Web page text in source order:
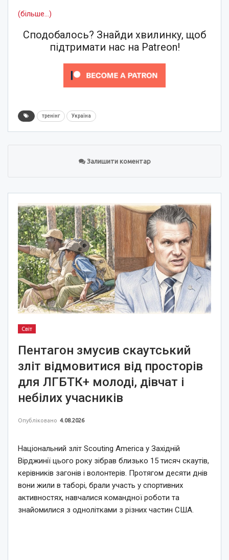
(більше…)
Сподобалось? Знайди хвилинку, щоб
підтримати нас на Patreon!
тренінг Україна
Залишити коментар
Світ
Пентагон змусив скаутський
зліт відмовитися від просторів
для ЛГБТК+ молоді, дівчат і
небілих учасників
Опубліковано 4.08.2026
Національний зліт Scouting America у Західній
Вірджинії цього року зібрав близько 15 тисяч скаутів,
керівників загонів і волонтерів. Протягом десяти днів
вони жили в таборі, брали участь у спортивних
активностях, навчалися командної роботи та
знайомилися з однолітками з різних частин США.